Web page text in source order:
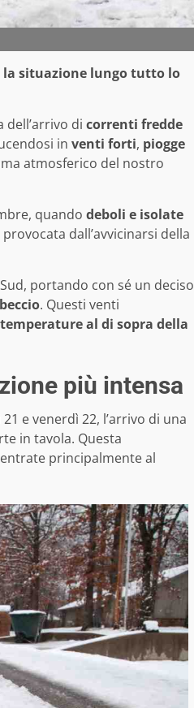
la situazione lungo tutto lo
dell’arrivo di correnti fredde
in venti forti, piogge
atmosferico del nostro
quando deboli e isolate
dall’avvicinarsi della
portando con sé un deciso
. Questi venti
temperature al di sopra della
più intensa
e venerdì 22, l’arrivo di una
in tavola. Questa
principalmente al